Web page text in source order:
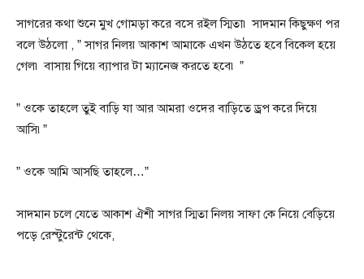
সাগরের কথা শুনে মুখ গোমড়া করে বসে রইল স্মিতা৷ সাদমান কিছুক্ষণ পর
বলে উঠলো , ” সাগর নিলয় আকাশ আমাকে এখন উঠতে হবে বিকেল হয়ে
গেল৷ বাসায় গিয়ে ব্যাপার টা ম্যানেজ করতে হবে৷ ”
” ওকে তাহলে তুই বাড়ি যা আর আমরা ওদের বাড়িতে ড্রপ করে দিয়ে
আসি৷”
” ওকে আমি আসছি তাহলে…”
সাদমান চলে যেতে আকাশ ঐশী সাগর স্মিতা নিলয় সাফা কে নিয়ে বেড়িয়ে
পড়ে রেস্টুরেন্ট থেকে,